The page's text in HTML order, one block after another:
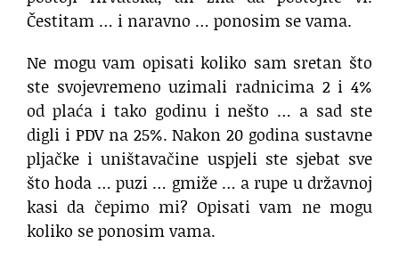
Čestitam … i naravno … ponosim se vama.
Ne mogu vam opisati koliko sam sretan što
ste svojevremeno uzimali radnicima 2 i 4%
od plaća i tako godinu i nešto … a sad ste
digli i PDV na 25%. Nakon 20 godina sustavne
pljačke i uništavačine uspjeli ste sjebat sve
što hoda … puzi … gmiže … a rupe u državnoj
kasi da čepimo mi? Opisati vam ne mogu
koliko se ponosim vama.